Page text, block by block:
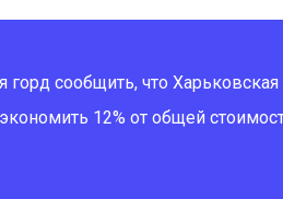
горд сообщить, что
12% от общей